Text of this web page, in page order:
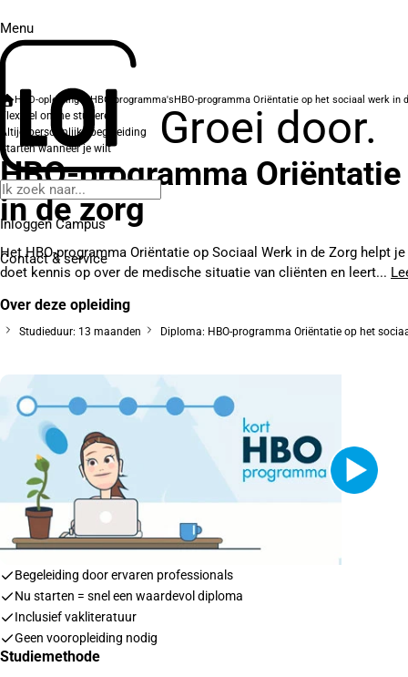
Menu
Groei door.
Inloggen Campus
Contact& service
HBO-opleidingenHBO-programma'sHBO-programma Oriëntatie op het sociaal werk in
Flexibel online studeren
Altijd persoonlijke begeleiding
Starten wanneer je wilt
HBO-programma
in de zorg
Het HBO-programma Oriëntatie op Sociaal Werk in de Zorg helpt
doet kennis op over de medische situatie van cliënten en leert...
Over deze opleiding
Studieduur: 13 maanden Diploma: HBO-programma Oriëntatie op het
Begeleiding door ervaren professionals
Nu starten = snel een waardevol diploma
Inclusief vakliteratuur
Geen vooropleiding nodig
Studiemethode